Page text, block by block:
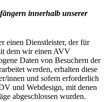
innerhalb unserer
einen Dienstleister, der für
dem wir einen AVV
Daten von Besuchern der
werden, erhalten diese
innen und sofern erforderlich
und Webdesign, mit denen
abgeschlossen wurden.